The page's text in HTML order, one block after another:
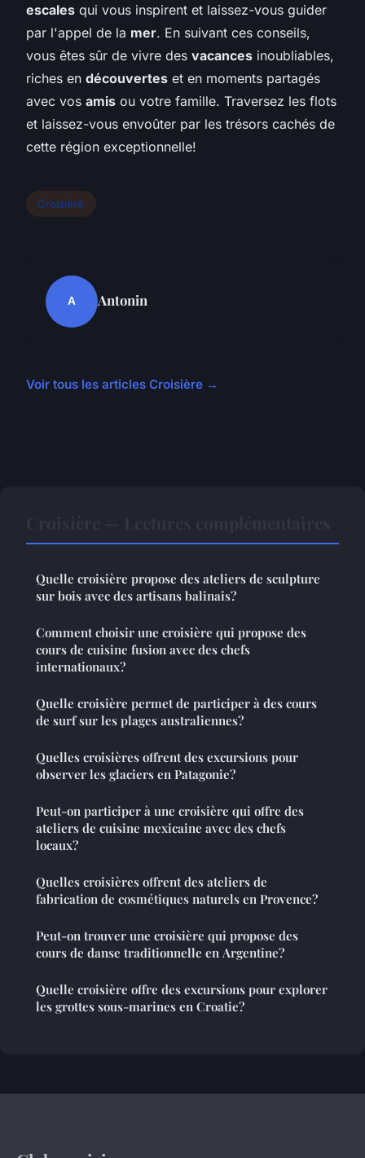
escales qui vous inspirent et laissez-vous guider
par l'appel de la mer. En suivant ces conseils,
vous êtes sûr de vivre des vacances inoubliables,
riches en découvertes et en moments partagés
avec vos amis ou votre famille. Traversez les flots
et laissez-vous envoûter par les trésors cachés de
cette région exceptionnelle!
Croisière
A Antonin
Voir tous les articles Croisière →
Quelle croisière propose des ateliers de sculpture
sur bois avec des artisans balinais?
Comment choisir une croisière qui propose des
cours de cuisine fusion avec des chefs
internationaux?
Quelle croisière permet de participer à des cours
de surf sur les plages australiennes?
Quelles croisières offrent des excursions pour
observer les glaciers en Patagonie?
Peut-on participer à une croisière qui offre des
ateliers de cuisine mexicaine avec des chefs
locaux?
Quelles croisières offrent des ateliers de
fabrication de cosmétiques naturels en Provence?
Peut-on trouver une croisière qui propose des
cours de danse traditionnelle en Argentine?
Quelle croisière offre des excursions pour explorer
les grottes sous-marines en Croatie?